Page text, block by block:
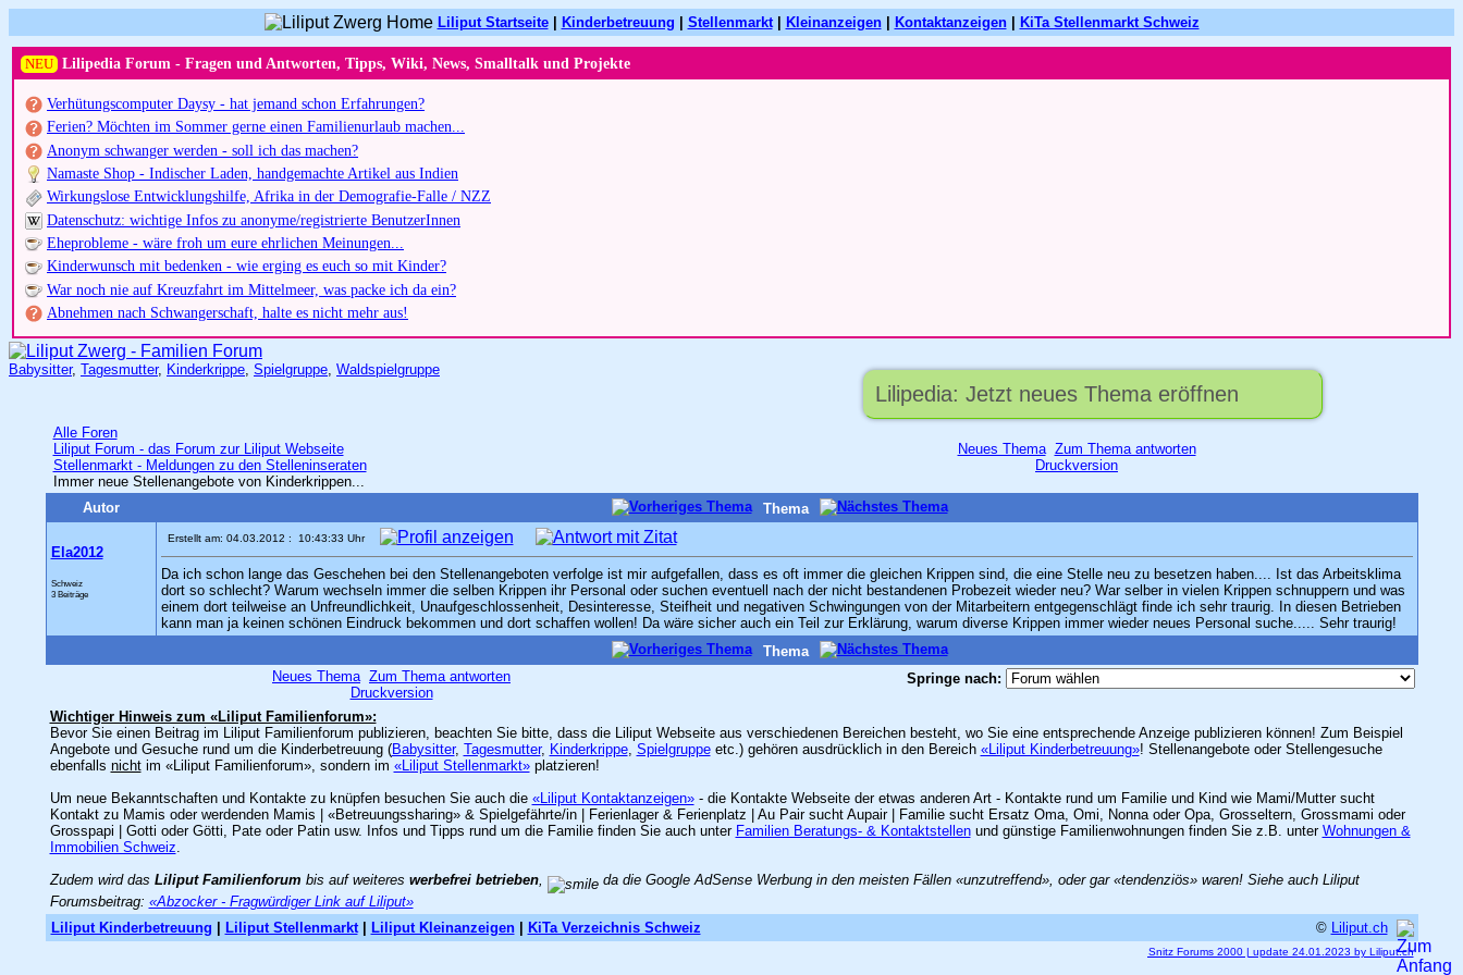
Liliput Startseite| Kinderbetreuung Stellenmarkt| Kleinanzeigen| Kontaktanzeigen| KiTa Stellenmarkt Schweiz
NEU Lilipedia Forum - Fragen und Antworten, Tipps, Wiki, News, Smalltalk und Projekte
Verhütungscomputer Daysy - hat jemand schon Erfahrungen?
Ferien? Möchten im Sommer gerne einen Familienurlaub machen...
Anonym schwanger werden - soll ich das machen?
Namaste Shop - Indischer Laden, handgemachte Artikel aus Indien
Wirkungslose Entwicklungshilfe, Afrika in der Demografie-Falle / NZZ
Datenschutz: wichtige Infos zu anonyme/registrierte BenutzerInnen
Eheprobleme - wäre froh um eure ehrlichen Meinungen...
Kinderwunsch mit bedenken - wie erging es euch so mit Kinder?
War noch nie auf Kreuzfahrt im Mittelmeer, was packe ich da ein?
Abnehmen nach Schwangerschaft, halte es nicht mehr aus!
Babysitter, Tagesmutter, Kinderkrippe, Spielgruppe, Waldspielgruppe
Lilipedia: Jetzt neues Thema eröffnen
Alle Foren
Liliput Forum - das Forum zur Liliput Webseite
Stellenmarkt - Meldungen zu den Stelleninseraten
Immer neue Stellenangebote von Kinderkrippen...
Neues Thema Zum Thema antworten
Druckversion
Autor Thema
Ela2012
Schweiz
3 Beiträge
Erstellt am: 04.03.2012 : 10:43:33 Uhr
Da ich schon lange das Geschehen bei den Stellenangeboten verfolge ist mir aufgefallen, dass es oft immer die gleichen Krippen sind, die eine Stelle neu zu besetzen haben.... Ist das Arbeitsklima
dort so schlecht? Warum wechseln immer die selben Krippen ihr Personal oder suchen eventuell nach der nicht bestandenen Probezeit wieder neu? War selber in vielen Krippen schnuppern und was
einem dort teilweise an Unfreundlichkeit, Unaufgeschlossenheit, Desinteresse, Steifheit und negativen Schwingungen von der Mitarbeitern entgegenschlägt finde ich sehr traurig. In diesen Betrieben
kann man ja keinen schönen Eindruck bekommen und dort schaffen wollen! Da wäre sicher auch ein Teil zur Erklärung, warum diverse Krippen immer wieder neues Personal suche..... Sehr traurig!
Thema
Neues Thema Zum Thema antworten
Druckversion
Springe nach:
Wichtiger Hinweis zum «Liliput Familienforum»:
Bevor Sie einen Beitrag im Liliput Familienforum publizieren, beachten Sie bitte, dass die Liliput Webseite aus verschiedenen Bereichen besteht, wo Sie eine entsprechende Anzeige publizieren können! Zum Beispiel
Angebote und Gesuche rund um die Kinderbetreuung (Babysitter, Tagesmutter, Kinderkrippe, Spielgruppeetc.) gehören ausdrücklich in den Bereich «Liliput Kinderbetreuung»! Stellenangebote oder Stellengesuche
ebenfalls nichtim «Liliput Familienforum», sondern im «Liliput Stellenmarkt»platzieren!
Um neue Bekanntschaften und Kontakte zu knüpfen besuchen Sie auch die «Liliput Kontaktanzeigen»- die Kontakte Webseite der etwas anderen Art - Kontakte rund um Familie und Kind wie Mami/Mutter sucht
Kontakt zu Mamis oder werdenden Mamis | «Betreuungssharing» & Spielgefährte/in | Ferienlager & Ferienplatz | Au Pair sucht Aupair | Familie sucht Ersatz Oma, Omi, Nonna oder Opa, Grosseltern, Grossmami oder
Grosspapi | Gotti oder Götti, Pate oder Patin usw. Infos und Tipps rund um die Familie finden Sie auch unter Familien Beratungs- & Kontaktstellenund günstige Familienwohnungen finden Sie z.B. unter Wohnungen &
Immobilien Schweiz.
Zudem wird das Liliput Familienforum bis auf weiteres werbefrei betrieben,
da die Google AdSense Werbung in den meisten Fällen «unzutreffend», oder gar «tendenziös» waren! Siehe auch Liliput
Forumsbeitrag: «Abzocker - Fragwürdiger Link auf Liliput»
Liliput Kinderbetreuung
Liliput Stellenmarkt| Liliput Kleinanzeigen| KiTa Verzeichnis Schweiz © Liliput.ch
Snitz Forums 2000 | update 24.01.2023 by Liliput.ch